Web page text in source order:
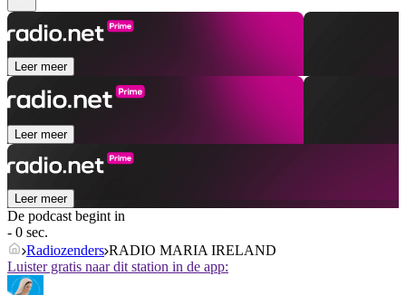
Leer meer
Leer meer
Leer meer
De podcast begint in
- 0 sec.
Radiozenders RADIO MARIA IRELAND
Luister gratis naar dit station in de app: